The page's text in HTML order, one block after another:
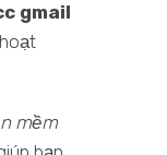
gmail
mềm